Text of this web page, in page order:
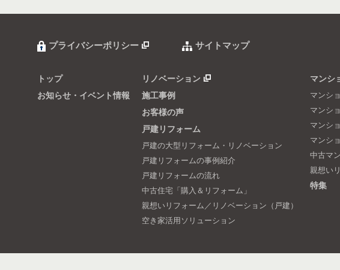
プライバシーポリシー サイトマップ
トップ
お知らせ・イベント情報
リノベーション
施工事例
お客様の声
戸建リフォーム
戸建の大型リフォーム・リノベーション
戸建リフォームの事例紹介
戸建リフォームの流れ
中古住宅「購入＆リフォーム」
親想いリフォーム／リノベーション（戸建）
空き家活用ソリューション
マンシ
マンシ
マンシ
マンシ
マンシ
中古マ
親想い
特集